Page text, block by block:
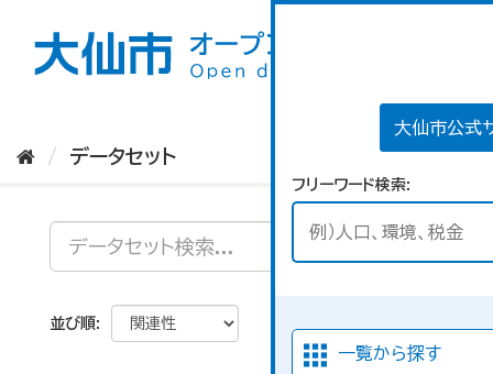
大仙市公式
フリーワード検索
一覧から探す
データセット
並び順